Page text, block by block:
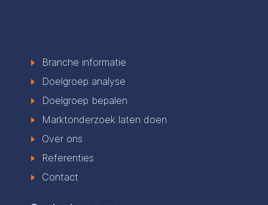
Branche informatie
Doelgroep analyse
Doelgroep bepalen
Marktonderzoek laten doen
Over ons
Referenties
Contact